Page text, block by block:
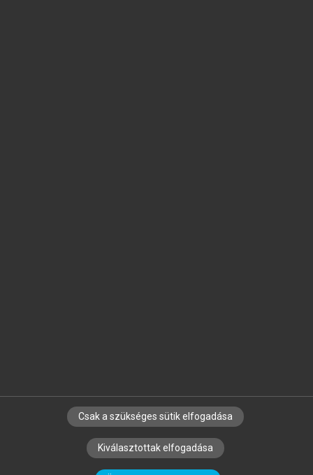
SZERZŐKNEK CÉGEKNEK KÖNYVTÁROSOKNAK
SZERKESZTÉSI ÉS LEKTORÁLÁSI ALAPELVEK
Csak a szükséges sütik elfogadása
Kiválasztottak elfogadása